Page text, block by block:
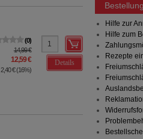
0
14,99 €
12,59 €
2,40 €(16%)
Details
Bestellung
Hilfe zur
Hilfe zum
Rezepte